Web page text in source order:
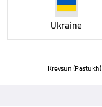
Ukraine
Krevsun (Pastukh)